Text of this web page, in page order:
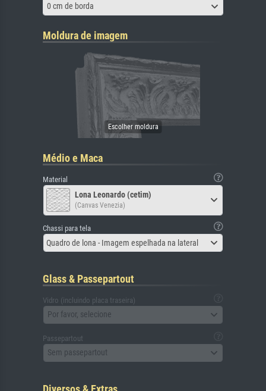
0 cm de borda
Moldura de imagem
Médio e Maca
Material
Lona Leonardo (cetim)
(Canvas Venezia)
Chassi para tela
Quadro de lona - Imagem espelhada na lateral
Glass & Passepartout
Vidro (incluindo placa traseira)
Por favor, selecione
Passepartout
Sem passepartout